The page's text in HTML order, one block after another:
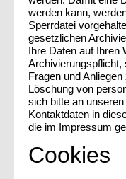
werden kann,
Sperrdatei
gesetzlichen
Ihre Daten auf Ihren
Archivierungspflicht,
Fragen und
Löschung von
sich bitte an
Kontaktdaten in
die im Impressum
Cookies